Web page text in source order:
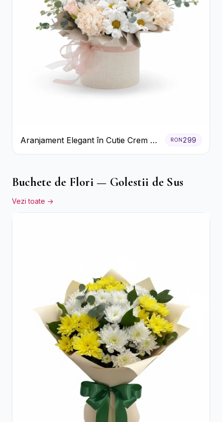
Aranjament Elegant în Cutie Crem cu
Crizanteme și Trandafiri
RON299
Buchete de Flori — Golestii de Sus
Vezi toate →